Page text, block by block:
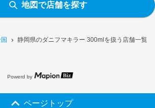
静岡県のダニフマキラー 300mlを扱う店舗一覧
地図で店舗を探す
Powerd by
ページトップ